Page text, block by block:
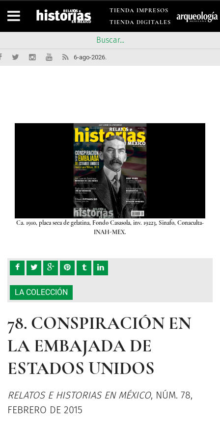
TIENDA IMPRESOS
TIENDA DIGITALES
6-ago-2026.
Ca. 1910, placa seca de gelatina, Fondo Casasola, inv. 19223, Sinafo, Conaculta-
INAH-MEX.
LA COLECCIÓN
78. CONSPIRACIÓN EN
LA EMBAJADA DE
ESTADOS UNIDOS
RELATOS E HISTORIAS EN MÉXICO, NÚM. 78,
FEBRERO DE 2015